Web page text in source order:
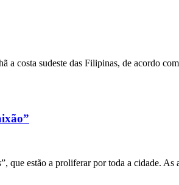
a costa sudeste das Filipinas, de acordo
que estão a proliferar por toda a cidade.